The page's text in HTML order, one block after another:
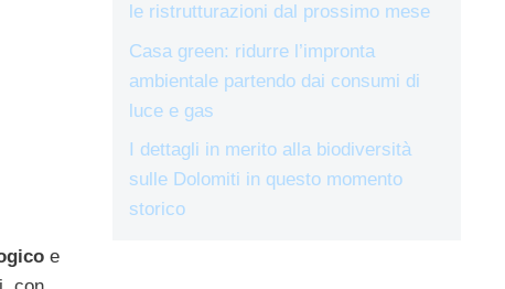
e
le ristrutturazioni dal prossimo mese
Casa green: ridurre l’impronta
ambientale partendo dai consumi di
luce e gas
I dettagli in merito alla biodiversità
sulle Dolomiti in questo momento
storico